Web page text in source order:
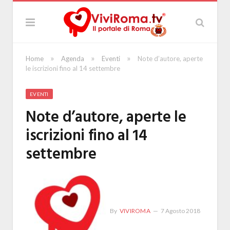
Home » Agenda » Eventi »
Note d’autore, aperte
le iscrizioni fino al 14 settembre
EVENTI
Note d’autore, aperte le
iscrizioni fino al 14
settembre
By VIVIROMA 7 Agosto 2018